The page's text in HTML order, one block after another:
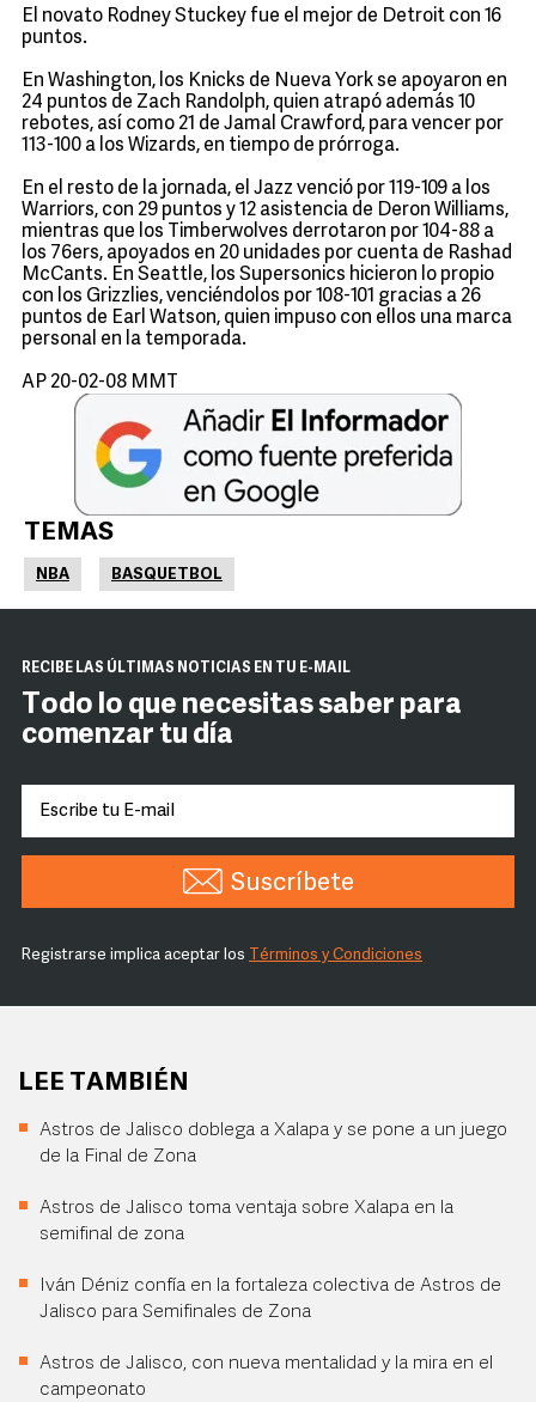
El novato Rodney Stuckey fue el mejor de Detroit con 16
puntos.
En Washington, los Knicks de Nueva York se apoyaron en
24 puntos de Zach Randolph, quien atrapó además 10
rebotes, así como 21 de Jamal Crawford, para vencer por
113-100 a los Wizards, en tiempo de prórroga.
En el resto de la jornada, el Jazz venció por 119-109 a los
Warriors, con 29 puntos y 12 asistencia de Deron Williams,
mientras que los Timberwolves derrotaron por 104-88 a
los 76ers, apoyados en 20 unidades por cuenta de Rashad
McCants. En Seattle, los Supersonics hicieron lo propio
con los Grizzlies, venciéndolos por 108-101 gracias a 26
puntos de Earl Watson, quien impuso con ellos una marca
personal en la temporada.
AP 20-02-08 MMT
TEMAS
NBA BASQUETBOL
RECIBE LAS ÚLTIMAS NOTICIAS EN TU E-MAIL
Todo lo que necesitas saber para
comenzar tu día
Suscríbete
Registrarse implica aceptar los Términos y Condiciones
LEE TAMBIÉN
Astros de Jalisco doblega a Xalapa y se pone a un juego
de la Final de Zona
Astros de Jalisco toma ventaja sobre Xalapa en la
semifinal de zona
Iván Déniz confía en la fortaleza colectiva de Astros de
Jalisco para Semifinales de Zona
Astros de Jalisco, con nueva mentalidad y la mira en el
campeonato